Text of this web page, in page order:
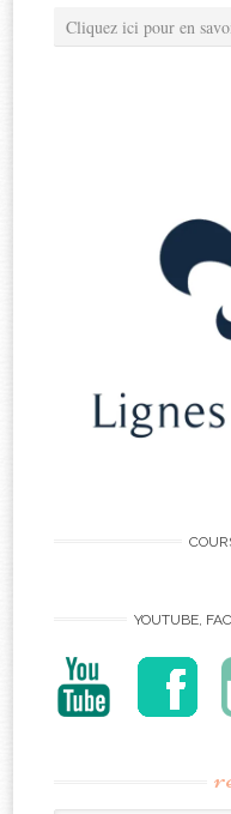
Cliquez ici pour en
YOUTUBE,